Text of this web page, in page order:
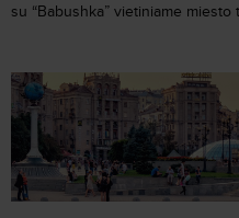
su “Babushka” vietiniame miesto